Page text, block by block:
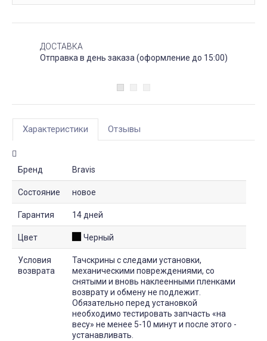
ДОСТАВКА
Отправка в день заказа (оформление до 15:00)
Характеристики Отзывы
Бренд Bravis
Состояние новое
Гарантия 14 дней
Цвет Черный
Условия
возврата
Тачскрины с следами установки,
механическими повреждениями, со
снятыми и вновь наклеенными пленками
возврату и обмену не подлежит.
Обязательно перед установкой
необходимо тестировать запчасть «на
весу» не менее 5-10 минут и после этого -
устанавливать.